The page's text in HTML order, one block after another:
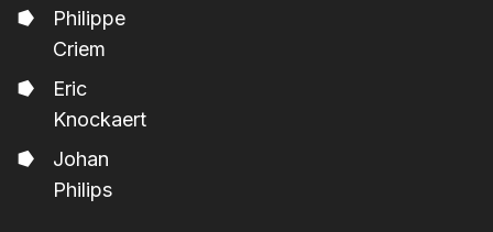
Philippe
Criem
Eric
Knockaert
Johan
Philips